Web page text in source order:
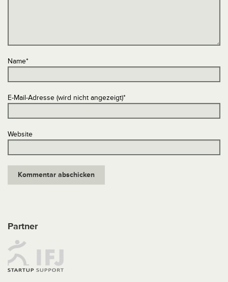
Name*
E-Mail-Adresse (wird nicht angezeigt)*
Website
Partner